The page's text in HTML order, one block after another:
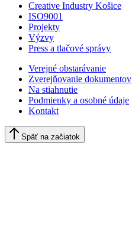
Creative Industry Košice
ISO9001
Projekty
Výzvy
Press a tlačové správy
Verejné obstarávanie
Zverejňovanie dokumentov
Na stiahnutie
Podmienky a osobné údaje
Kontakt
Späť na začiatok